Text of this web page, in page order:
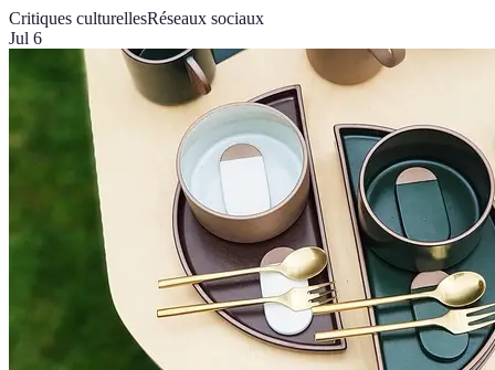
Critiques culturellesRéseaux sociaux
Jul 6